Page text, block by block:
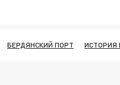
БЕРДЯНСКИЙ ПОРТ ИСТОРИЯ